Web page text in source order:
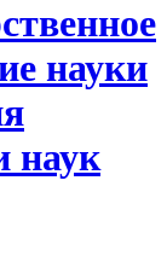
науки
наук